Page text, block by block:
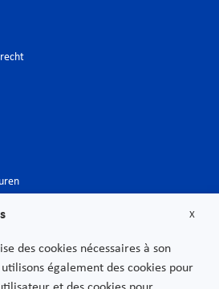
X
des cookies nécessaires à son
également des cookies pour